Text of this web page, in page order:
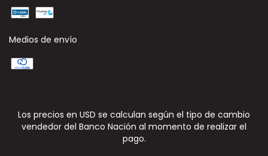
Medios de envío
Los precios en USD se calculan según el tipo de cambio
vendedor del Banco Nación al momento de realizar el
pago.